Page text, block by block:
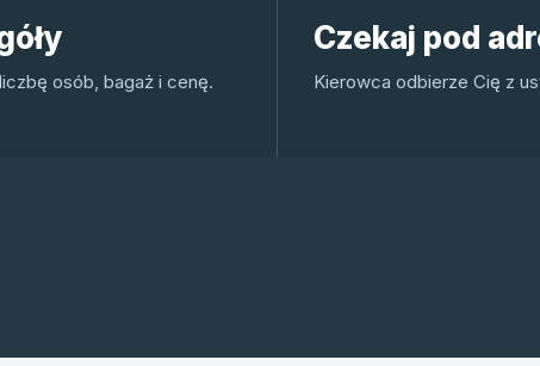
osób, bagaż i cenę.
Czekaj pod
Kierowca odbierze Cię z